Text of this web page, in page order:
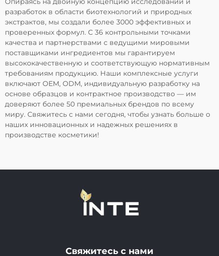
разработок в области биотехнологий и природных
экстрактов, мы создали более 3000 эффективных и
проверенных формул. С 36 контрольными точками
качества и партнерствами с ведущими мировыми
поставщиками ингредиентов мы гарантируем
высококачественную и соответствующую нормативным
требованиям продукцию. Наши комплексные услуги
включают OEM, ODM, индивидуальную разработку на
основе образцов и контрактное производство — им
доверяют более 50 премиальных брендов по всему
миру. Свяжитесь с нами сегодня, чтобы узнать больше о
наших инновационных и надежных решениях в
производстве косметики!
Свяжитесь с нами